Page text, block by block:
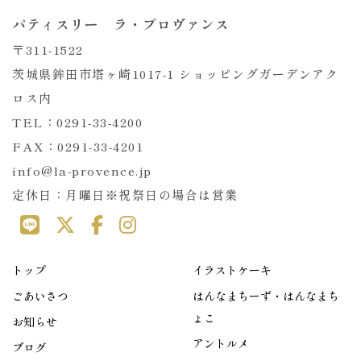
パティスリー ラ・プロヴァンス
〒311-1522
茨城県鉾田市塔ヶ崎1017-1 ショッピングガーデンアク
ロス内
TEL：0291-33-4200
FAX：0291-33-4201
info@la-provence.jp
定休日：月曜日※祝祭日の場合は営業
トップ
ごあいさつ
お知らせ
ブログ
イラストケーキ
はんなまちーず・はんなまち
ょこ
アントルメ